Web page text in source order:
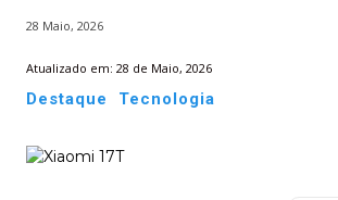
28 Maio, 2026
Atualizado em: 28 de Maio, 2026
Destaque Tecnologia